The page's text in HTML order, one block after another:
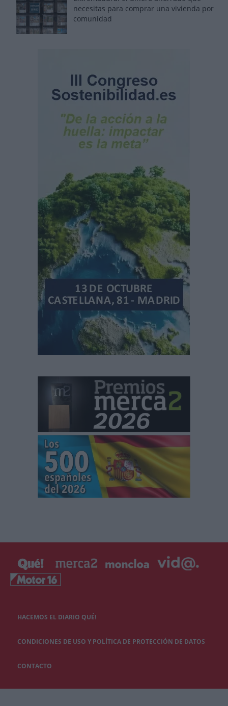
necesitas para comprar una vivienda por
comunidad
HACEMOS EL DIARIO QUÉ!
CONDICIONES DE USO Y POLÍTICA DE PROTECCIÓN DE DATOS
CONTACTO